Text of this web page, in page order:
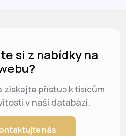
si z nabídky na
získejte přístup k tisícům
v naší databázi.
nás